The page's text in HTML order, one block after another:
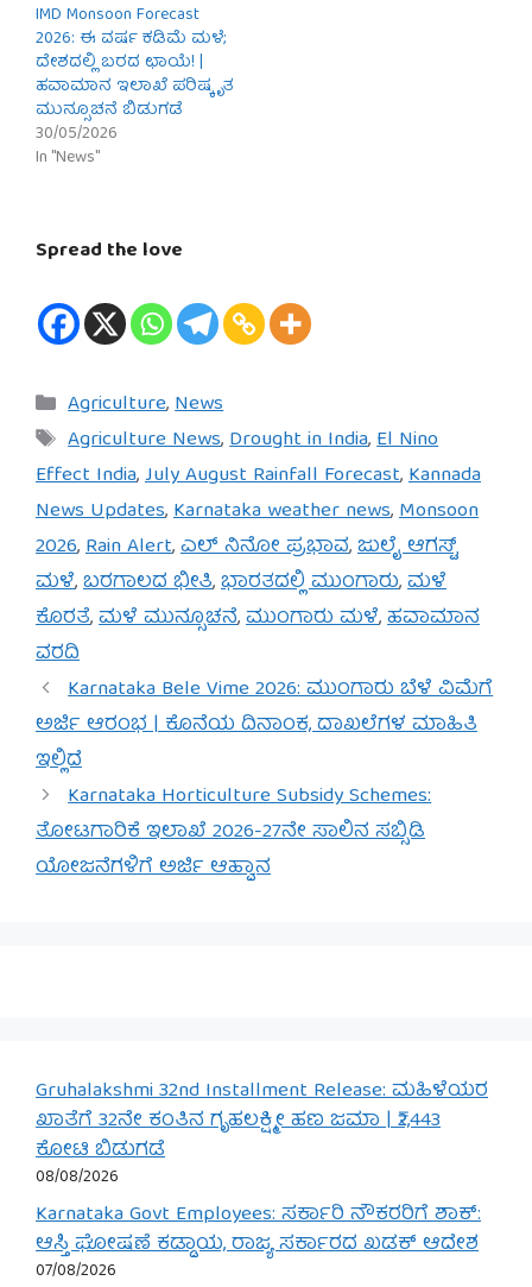
IMD Monsoon Forecast
2026: ಈ ವರ್ಷ ಕಡಿಮೆ ಮಳೆ;
ದೇಶದಲ್ಲಿ ಬರದ ಛಾಯೆ! |
ಹವಾಮಾನ ಇಲಾಖೆ ಪರಿಷ್ಕೃತ
ಮುನ್ಸೂಚನೆ ಬಿಡುಗಡೆ
30/05/2026
In "News"
Spread the love
Categories
Agriculture,News
Tags
Agriculture News,Drought in India,El Nino
Effect India,July August Rainfall Forecast,Kannada
News Updates,Karnataka weather news,Monsoon
2026,Rain Alert,ಎಲ್ ನಿನೋ ಪ್ರಭಾವ,ಜುಲೈ ಆಗಸ್ಟ್
ಮಳೆ,ಬರಗಾಲದ ಭೀತಿ,ಭಾರತದಲ್ಲಿ ಮುಂಗಾರು,ಮಳೆ
ಕೊರತೆ,ಮಳೆ ಮುನ್ಸೂಚನೆ,ಮುಂಗಾರು ಮಳೆ,ಹವಾಮಾನ
ವರದಿ
Karnataka Bele Vime 2026: ಮುಂಗಾರು ಬೆಳೆ ವಿಮೆಗೆ
ಅರ್ಜಿ ಆರಂಭ | ಕೊನೆಯ ದಿನಾಂಕ, ದಾಖಲೆಗಳ ಮಾಹಿತಿ
ಇಲ್ಲಿದೆ
Karnataka Horticulture Subsidy Schemes:
ತೋಟಗಾರಿಕೆ ಇಲಾಖೆ 2026-27ನೇ ಸಾಲಿನ ಸಬ್ಸಿಡಿ
ಯೋಜನೆಗಳಿಗೆ ಅರ್ಜಿ ಆಹ್ವಾನ
Gruhalakshmi 32nd Installment Release: ಮಹಿಳೆಯರ
ಖಾತೆಗೆ 32ನೇ ಕಂತಿನ ಗೃಹಲಕ್ಷ್ಮೀ ಹಣ ಜಮಾ | ₹2,443
ಕೋಟಿ ಬಿಡುಗಡೆ
08/08/2026
Karnataka Govt Employees: ಸರ್ಕಾರಿ ನೌಕರರಿಗೆ ಶಾಕ್:
ಆಸ್ತಿ ಘೋಷಣೆ ಕಡ್ಡಾಯ, ರಾಜ್ಯ ಸರ್ಕಾರದ ಖಡಕ್ ಆದೇಶ
07/08/2026